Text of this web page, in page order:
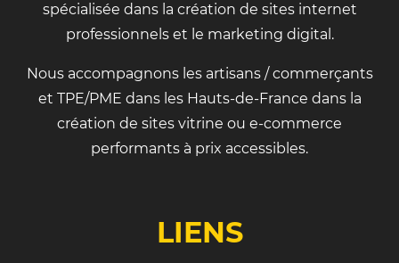
spécialisée dans la création de sites internet
professionnels et le marketing digital.
Nous accompagnons les artisans / commerçants
et TPE/PME dans les Hauts-de-France dans la
création de sites vitrine ou e-commerce
performants à prix accessibles.
LIENS